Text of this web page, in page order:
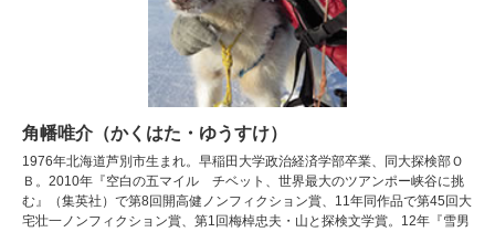
角幡唯介（かくはた・ゆうすけ）
1976年北海道芦別市生まれ。早稲田大学政治経済学部卒業、同大探検部Ｏ
Ｂ。2010年『空白の五マイル チベット、世界最大のツアンポー峡谷に挑
む』（集英社）で第8回開高健ノンフィクション賞、11年同作品で第45回大
宅壮一ノンフィクション賞、第1回梅棹忠夫・山と探検文学賞。12年『雪男